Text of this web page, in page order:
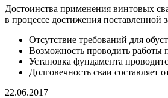
Достоинства применения винтовых
в процессе достижения поставленной
Отсутствие требований для
Возможность проводить работы
Установка фундамента
Долговечность сваи составляет
22.06.2017